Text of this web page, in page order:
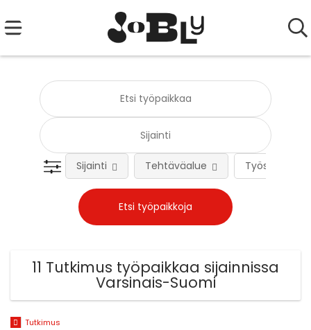
Työsuhteen
Sijainti Tehtäväalue
11 Tutkimus työpaikkaa sijainnissa
Varsinais-Suomi
Tutkimus